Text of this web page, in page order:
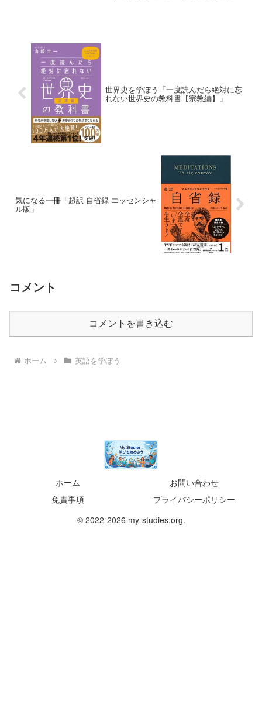
世界史を学ぼう「一度読んだら絶対に忘
れない世界史の教科書【宗教編】」
気になる一冊「超訳 自省録 エッセンシャ
ル版」
コメント
コメントを書き込む
ホーム 英語を学ぼう
ホーム
お問い合わせ
免責事項
プライバシーポリシー
© 2022-2026 my-studies.org.